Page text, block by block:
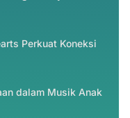
Perkuat Koneksi
dalam Musik Anak